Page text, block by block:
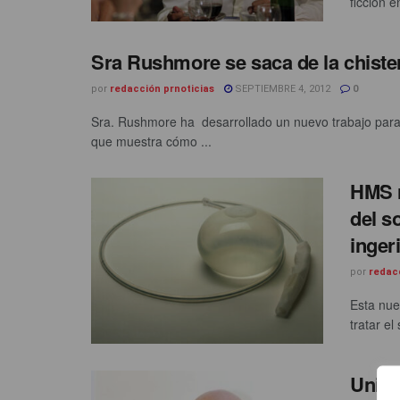
Sra Rushmore se saca de la
por redacción prnoticias SEPTIEMBRE 4, 2012 0
Sra. Rushmore ha desarrollado un nuevo trabajo
que muestra cómo ...
del
por
Esta
tratar el